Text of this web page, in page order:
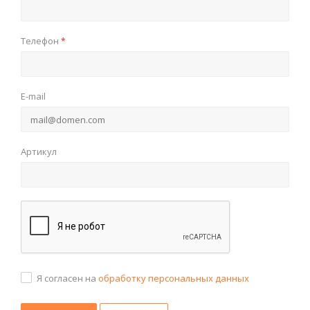
Телефон *
E-mail
Артикул
Я согласен на обработку персональных данных